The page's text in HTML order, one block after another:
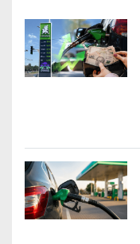
и k